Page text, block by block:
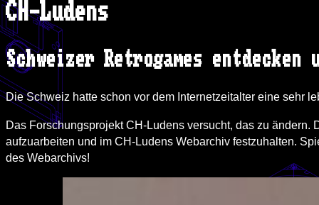
CH-Ludens
Schweizer Retrogames entdecken
Die Schweiz hatte schon vor dem Internetzeitalter eine sehr
Das Forschungsprojekt CH-Ludens versucht, das zu
aufzuarbeiten und im CH-Ludens Webarchiv festzuhalten.
des Webarchivs!